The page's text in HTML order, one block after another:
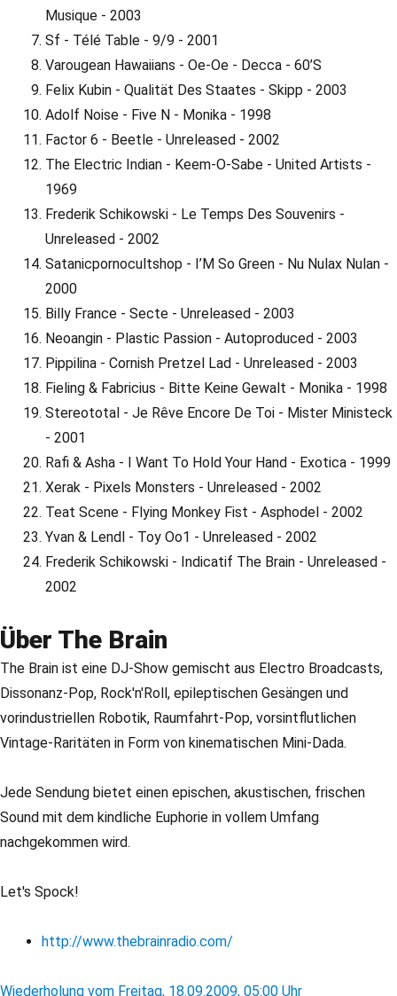
Musique - 2003
Sf - Télé Table - 9/9 - 2001
Varougean Hawaiians - Oe-Oe - Decca - 60’S
Felix Kubin - Qualität Des Staates - Skipp - 2003
Adolf Noise - Five N - Monika - 1998
Factor 6 - Beetle - Unreleased - 2002
The Electric Indian - Keem-O-Sabe - United Artists -
1969
Frederik Schikowski - Le Temps Des Souvenirs -
Unreleased - 2002
Satanicpornocultshop - I’M So Green - Nu Nulax Nulan -
2000
Billy France - Secte - Unreleased - 2003
Neoangin - Plastic Passion - Autoproduced - 2003
Pippilina - Cornish Pretzel Lad - Unreleased - 2003
Fieling & Fabricius - Bitte Keine Gewalt - Monika - 1998
Stereototal - Je Rêve Encore De Toi - Mister Ministeck
- 2001
Rafi & Asha - I Want To Hold Your Hand - Exotica - 1999
Xerak - Pixels Monsters - Unreleased - 2002
Teat Scene - Flying Monkey Fist - Asphodel - 2002
Yvan & Lendl - Toy Oo1 - Unreleased - 2002
Frederik Schikowski - Indicatif The Brain - Unreleased -
2002
Über The Brain
The Brain ist eine DJ-Show gemischt aus Electro Broadcasts,
Dissonanz-Pop, Rock'n'Roll, epileptischen Gesängen und
vorindustriellen Robotik, Raumfahrt-Pop, vorsintflutlichen
Vintage-Raritäten in Form von kinematischen Mini-Dada.
Jede Sendung bietet einen epischen, akustischen, frischen
Sound mit dem kindliche Euphorie in vollem Umfang
nachgekommen wird.
Let's Spock!
http://www.thebrainradio.com/
Wiederholung vom Freitag, 18.09.2009, 05:00 Uhr